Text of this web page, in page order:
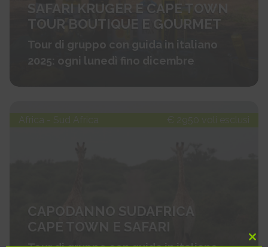
SAFARI KRUGER E CAPE TOWN
TOUR BOUTIQUE E GOURMET
Tour di gruppo con guida in italiano
2025: ogni lunedì fino dicembre
Africa - Sud Africa € 2950 voli esclusi
CAPODANNO SUDAFRICA
CAPE TOWN E SAFARI